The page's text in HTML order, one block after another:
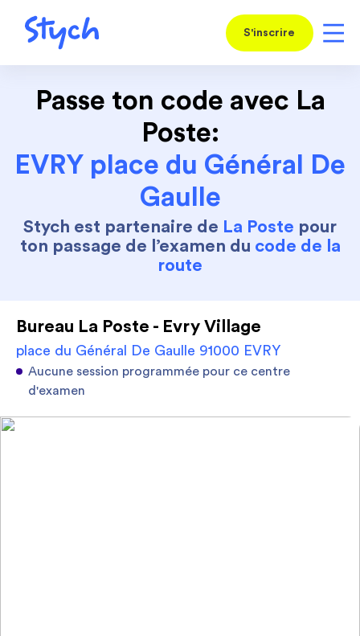
S'inscrire
Passe ton code avec La
Poste:
EVRY place du Général De
Gaulle
Stych est partenaire de La Poste pour
ton passage de l’examen du code de la
route
Bureau La Poste - Evry Village
place du Général De Gaulle 91000 EVRY
Aucune session programmée pour ce centre
d'examen